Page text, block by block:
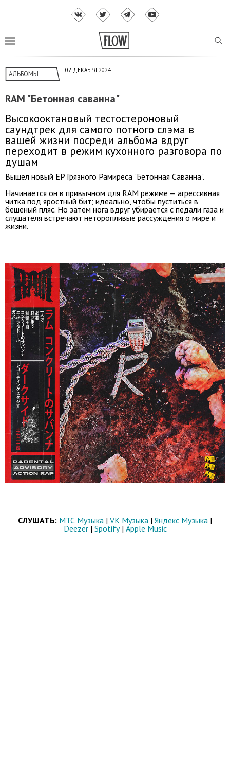
АЛЬБОМЫ 02 ДЕКАБРЯ 2024
RAM "Бетонная саванна"
Высокооктановый тестостероновый
саундтрек для самого потного слэма в
вашей жизни посреди альбома вдруг
переходит в режим кухонного разговора по
душам
Вышел новый EP Грязного Рамиреса "Бетонная Саванна".
Начинается он в привычном для RAM режиме — агрессивная
читка под яростный бит; идеально, чтобы пуститься в
бешеный пляс. Но затем нога вдруг убирается с педали газа и
слушателя встречают неторопливые рассуждения о мире и
жизни.
СЛУШАТЬ: МТС Музыка | VK Музыка | Яндекс Музыка |
Deezer| Spotify| Apple Music